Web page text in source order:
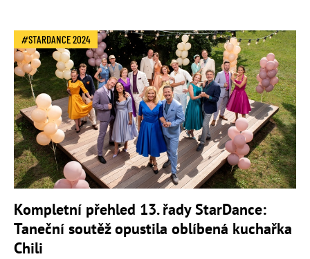
STARDANCE 2024
Kompletní přehled 13. řady StarDance:
Taneční soutěž opustila oblíbená kuchařka
Chili